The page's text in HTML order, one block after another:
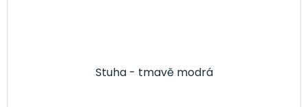
Stuha - tmavě modrá